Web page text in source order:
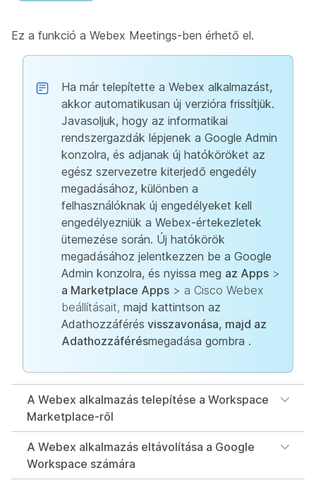
Ez a funkció a Webex Meetings-ben érhető el.
Ha már telepítette a Webex alkalmazást,
akkor automatikusan új verzióra frissítjük.
Javasoljuk, hogy az informatikai
rendszergazdák lépjenek a Google Admin
konzolra, és adjanak új hatóköröket az
egész szervezetre kiterjedő engedély
megadásához, különben a
felhasználóknak új engedélyeket kell
engedélyezniük a Webex-értekezletek
ütemezése során. Új hatókörök
megadásához jelentkezzen be a Google
Admin konzolra, és nyissa meg az Apps >
a Marketplace Apps > a Cisco Webex
beállításait, majd kattintson az
Adathozzáférés visszavonása, majd az
Adathozzáférésmegadása gombra .
A Webex alkalmazás telepítése a Workspace
Marketplace-ről
A Webex alkalmazás eltávolítása a Google
Workspace számára